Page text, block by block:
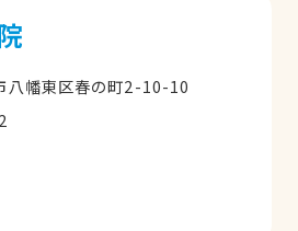
八幡東区春の町2-10-10